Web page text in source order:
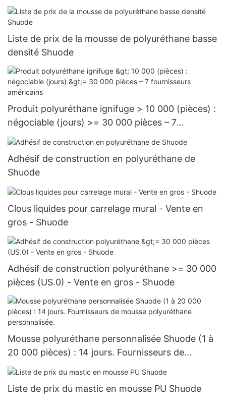
vente en gros - Shuode
Liste de prix de la mousse de polyuréthane basse
densité Shuode
Produit polyuréthane ignifuge > 10 000 (pièces) :
négociable (jours) >= 30 000 pièces – 7
fournisseurs américains
Adhésif de construction en polyuréthane de
Shuode
Clous liquides pour carrelage mural - Vente en
gros - Shuode
Adhésif de construction polyuréthane >= 30 000
pièces (US.0) - Vente en gros - Shuode
Mousse polyuréthane personnalisée Shuode (1 à
20 000 pièces) : 14 jours. Fournisseurs de
mousse polyuréthane personnalisée.
Liste de prix du mastic en mousse PU Shuode